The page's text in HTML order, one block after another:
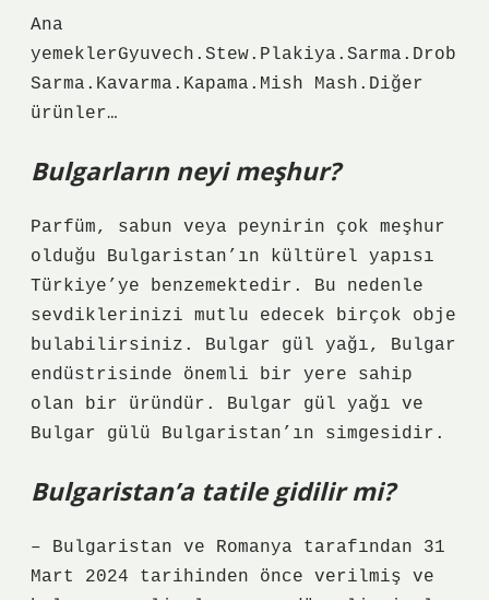
Ana
yemeklerGyuvech.Stew.Plakiya.Sarma.Drob
Sarma.Kavarma.Kapama.Mish Mash.Diğer
ürünler…
Bulgarların neyi meşhur?
Parfüm, sabun veya peynirin çok meşhur
olduğu Bulgaristan’ın kültürel yapısı
Türkiye’ye benzemektedir. Bu nedenle
sevdiklerinizi mutlu edecek birçok obje
bulabilirsiniz. Bulgar gül yağı, Bulgar
endüstrisinde önemli bir yere sahip
olan bir üründür. Bulgar gül yağı ve
Bulgar gülü Bulgaristan’ın simgesidir.
Bulgaristan’a tatile gidilir mi?
– Bulgaristan ve Romanya tarafından 31
Mart 2024 tarihinden önce verilmiş ve